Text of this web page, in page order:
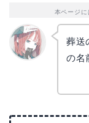
本ページ
葬送
の名